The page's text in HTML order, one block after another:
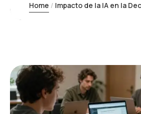
Home Impacto de la IA en la Declaración